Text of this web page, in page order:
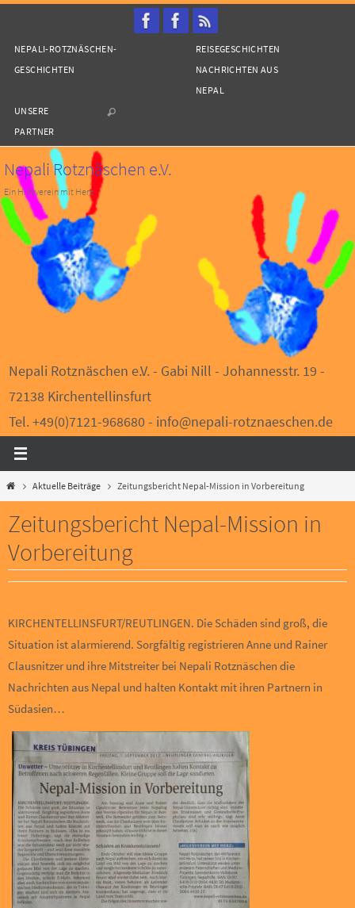
springen
NEPALI-ROTZNÄSCHEN-
GESCHICHTEN
REISEGESCHICHTEN
NACHRICHTEN AUS
NEPAL
UNSERE
PARTNER
Nepali Rotznäschen e.V.
Ein Hilfsverein mit Herz
Nepali Rotznäschen e.V. - Gabi Nill - Johannesstr. 19 -
72138 Kirchentellinsfurt
Tel. +49(0)7121-968680 - info@nepali-rotznaeschen.de
StartAktuelle Beiträge Zeitungsbericht Nepal-Mission in Vorbereitung
Zeitungsbericht Nepal-Mission in
Vorbereitung
KIRCHENTELLINSFURT/REUTLINGEN. Die Schäden sind groß, die
Situation ist alarmierend. Sorgfältig registrieren Anne und Rainer
Clausnitzer und ihre Mitstreiter bei Nepali Rotznäschen die
Nachrichten aus Nepal und halten Kontakt mit ihren Partnern in
Südasien…